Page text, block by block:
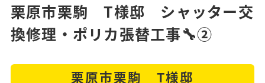
栗原市栗駒 T様邸 シャッター交
換修理・ポリカ張替工事🔧②
栗原市栗駒 T様邸